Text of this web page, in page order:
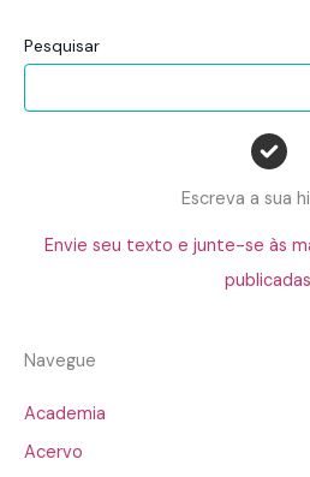
Pesquisar
Escreva a sua
Envie seu texto e junte-se às
Navegue
Academia
Acervo